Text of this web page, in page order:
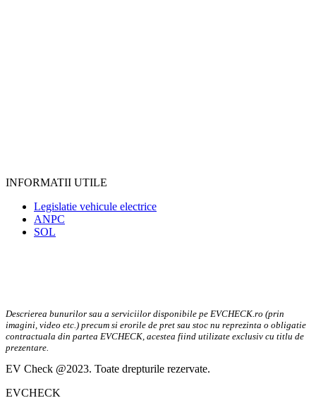
INFORMATII UTILE
Legislatie vehicule electrice
ANPC
SOL
Descrierea bunurilor sau a serviciilor disponibile pe EVCHECK.ro (prin
imagini, video etc.) precum si erorile de pret sau stoc nu reprezinta o obligatie
contractuala din partea EVCHECK, acestea fiind utilizate exclusiv cu titlu de
prezentare.
EV Check @2023. Toate drepturile rezervate.
EVCHECK